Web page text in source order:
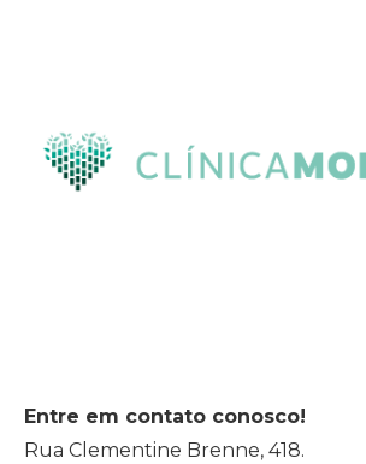
Entre em contato conosco!
Rua Clementine Brenne, 418.